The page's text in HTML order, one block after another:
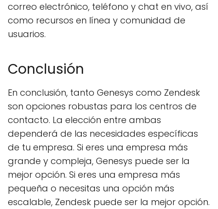
correo electrónico, teléfono y chat en vivo, así
como recursos en línea y comunidad de
usuarios.
Conclusión
En conclusión, tanto Genesys como Zendesk
son opciones robustas para los centros de
contacto. La elección entre ambas
dependerá de las necesidades específicas
de tu empresa. Si eres una empresa más
grande y compleja, Genesys puede ser la
mejor opción. Si eres una empresa más
pequeña o necesitas una opción más
escalable, Zendesk puede ser la mejor opción.